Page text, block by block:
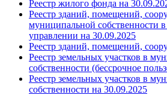
Реестр жилого фонда на
Реестр зданий, помещений,
муниципальной собственности
управлении на 30.09.2025
Реестр зданий, помещений,
Реестр земельных участков в
собственности (бессрочное
Реестр земельных участков в
собственности на 30.09.2025